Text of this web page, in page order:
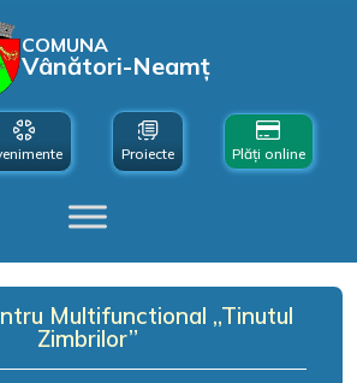
COMUNA
Vânători-Neamț
Proiecte Plăți online
Multifunctional „Tinutul
Zimbrilor”